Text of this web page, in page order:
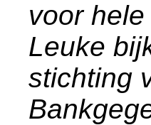
voor
Leuke
stichting